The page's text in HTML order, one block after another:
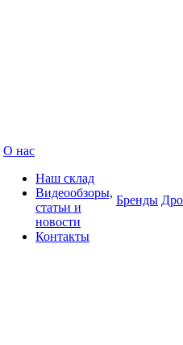
О нас
Наш склад
Видеообзоры,
статьи и
новости
Контакты
Бренды